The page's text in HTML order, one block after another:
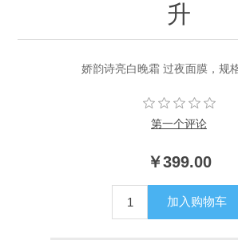
升
娇韵诗亮白晚霜 过夜面膜，规
第一个评论
￥399.00
加入购物车